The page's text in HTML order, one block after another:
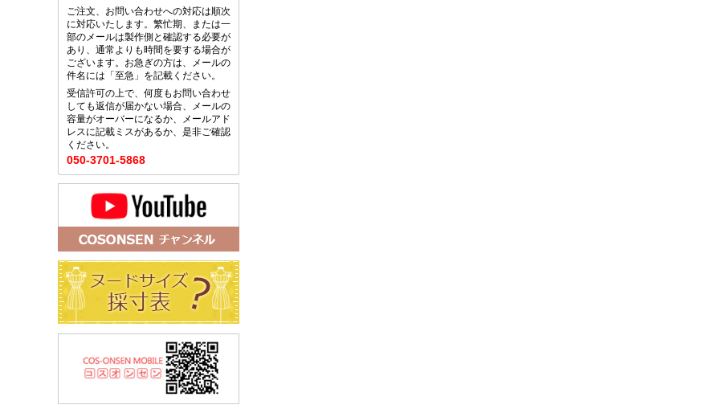
ご注文、お問い合わせへの対応は順次
に対応いたします。繁忙期、または一
部のメールは製作側と確認する必要が
あり、通常よりも時間を要する場合が
ございます。お急ぎの方は、メールの
件名には「至急」を記載ください。
受信許可の上で、何度もお問い合わせ
しても返信が届かない場合、メールの
容量がオーバーになるか、メールアド
レスに記載ミスがあるか、是非ご確認
ください。
050-3701-5868